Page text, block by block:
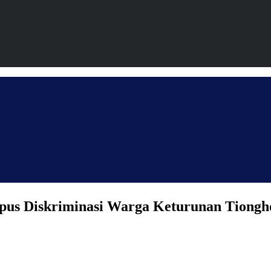
Diskriminasi Warga Keturunan